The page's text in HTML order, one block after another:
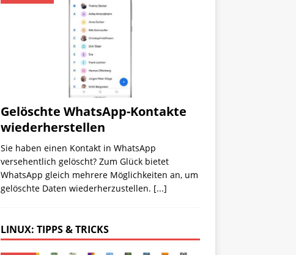
Gelöschte WhatsApp-Kontakte
wiederherstellen
Sie haben einen Kontakt in WhatsApp
versehentlich gelöscht? Zum Glück bietet
WhatsApp gleich mehrere Möglichkeiten an, um
gelöschte Daten wiederherzustellen. [...]
LINUX: TIPPS & TRICKS